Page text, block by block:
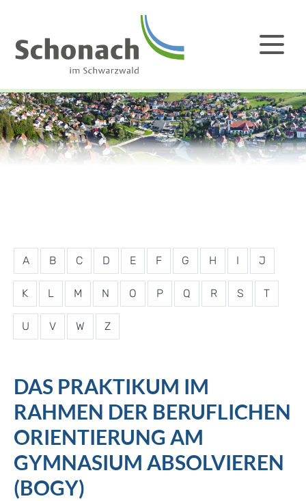
A B C D E F G H I J
K L M N O P Q R S T
U V W Z
DAS PRAKTIKUM IM
RAHMEN DER BERUFLICHEN
ORIENTIERUNG AM
GYMNASIUM ABSOLVIEREN
(BOGY)